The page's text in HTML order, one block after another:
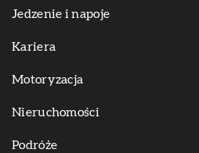
Jedzenie i napoje
Kariera
Motoryzacja
Nieruchomości
Podróże